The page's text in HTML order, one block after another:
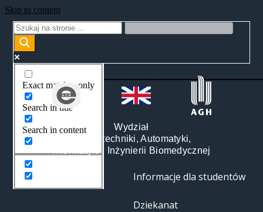
Skip to content
Exact matches only
Search in title
Search in content
Wydział
Elektrotechniki, Automatyki,
Informatyki i Inżynierii Biomedycznej
Informacje dla studentów
Dziekanat